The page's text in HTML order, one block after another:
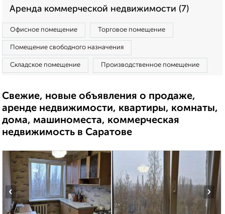
Аренда коммерческой недвижимости (7)
Офисное помещение Торговое помещение
Помещение свободного назначения
Складское помещение Производственное помещение
Свежие, новые объявления о продаже,
аренде недвижимости, квартиры, комнаты,
дома, машиноместа, коммерческая
недвижимость в Саратове
‹ ›